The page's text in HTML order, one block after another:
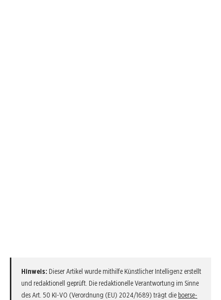
Hinweis: Dieser Artikel wurde mithilfe Künstlicher Intelligenz erstellt
und redaktionell geprüft. Die redaktionelle Verantwortung im Sinne
des Art. 50 KI-VO (Verordnung (EU) 2024/1689) trägt die boerse-